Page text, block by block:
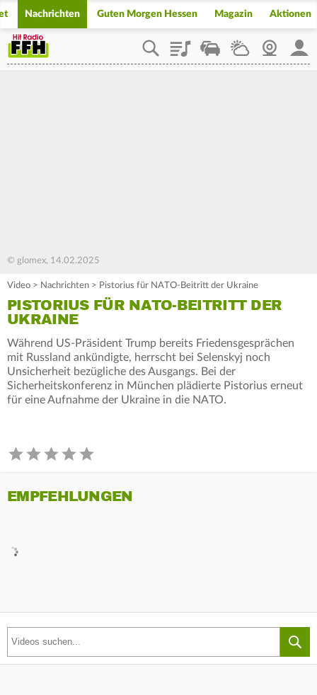
Nachrichten Guten Morgen Hessen Magazin Aktionen
PlaylistStaupilotWetterWebcam
© glomex, 14.02.2025
Video > Nachrichten > Pistorius für NATO-Beitritt der Ukraine
PISTORIUS FÜR NATO-BEITRITT DER
UKRAINE
Während US-Präsident Trump bereits Friedensgesprächen
mit Russland ankündigte, herrscht bei Selenskyj noch
Unsicherheit bezügliche des Ausgangs. Bei der
Sicherheitskonferenz in München plädierte Pistorius erneut
für eine Aufnahme der Ukraine in die NATO.
EMPFEHLUNGEN